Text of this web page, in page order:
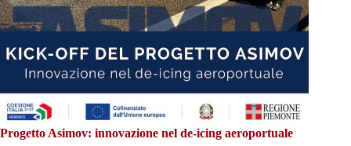
Progetto Asimov: innovazione nel de-icing aeroportuale